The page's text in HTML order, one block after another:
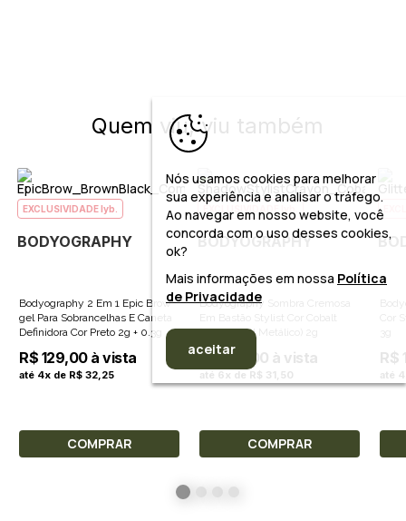
Quem viu, viu também
EXCLUSIVIDADE lyb.
BODYOGRAPHY
Bodyography 2 Em 1 Epic Brow
gel Para Sobrancelhas E Caneta
Definidora Cor Preto 2g + 0.3g
R$ 129,00 à vista
até 4x de R$ 32,25
COMPRAR
BODYOGRAPHY
Bodyography Sombra Cremosa
Em Bastão Stylist Cor Cobalt
(Azul Royal Metálico) 2g
R$ 189,00 à vista
até 6x de R$ 31,50
COMPRAR
R$
até
Nós usamos cookies para melhorar
sua experiência e analisar o tráfego.
Ao navegar em nosso website, você
concorda com o uso desses cookies,
ok?
Mais informações em nossa Política
de Privacidade
aceitar